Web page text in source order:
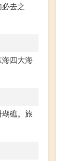
去之
四大海
礁。旅